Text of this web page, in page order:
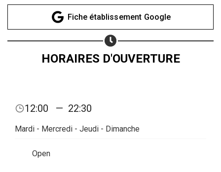
Fiche établissement Google
HORAIRES D'OUVERTURE
12:00 — 22:30
Mardi - Mercredi - Jeudi - Dimanche
Open
Share on Email
Copy url